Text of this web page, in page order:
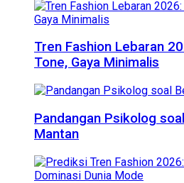
Tren Fashion Lebaran
Tone, Gaya Minimalis
Pandangan Psikolog
Mantan